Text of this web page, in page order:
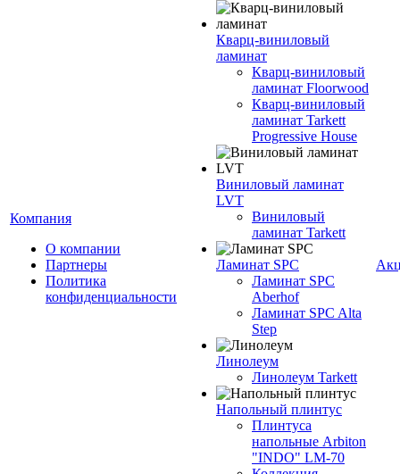
Компания
О компании
Партнеры
Политика
конфиденциальности
Кварц-виниловый
ламинат
Кварц-виниловый
ламинат Floorwood
Кварц-виниловый
ламинат Tarkett
Progressive House
Виниловый ламинат
LVT
Виниловый
ламинат Tarkett
Ламинат SPC
Ламинат SPC
Aberhof
Ламинат SPC Alta
Step
Линолеум
Линолеум Tarkett
Напольный плинтус
Плинтуса
напольные Arbiton
"INDO" LM-70